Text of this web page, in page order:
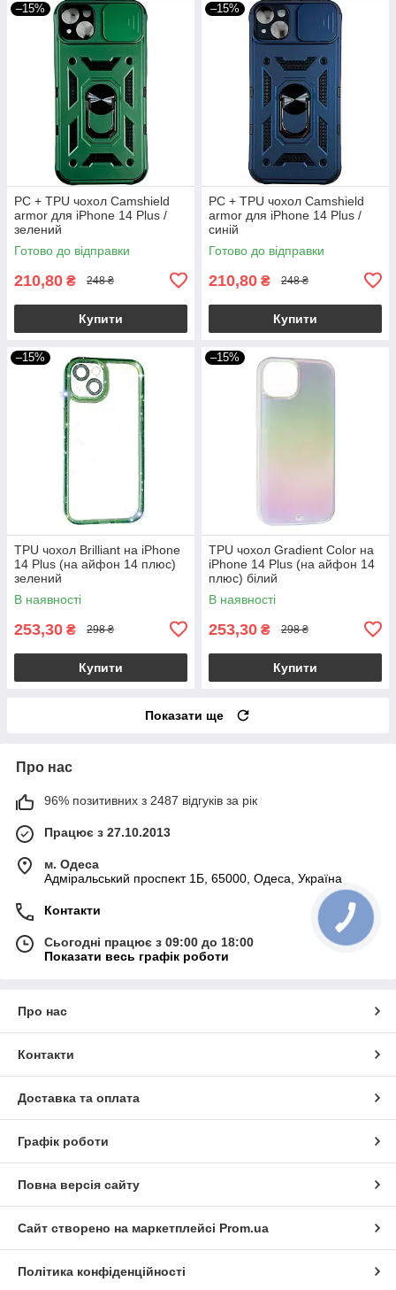
–15%
PC + TPU чохол Camshield
armor для iPhone 14 Plus /
зелений
Готово до відправки
210,80 ₴ 248 ₴
Купити
–15%
PC + TPU чохол Camshield
armor для iPhone 14 Plus /
синій
Готово до відправки
210,80 ₴ 248 ₴
Купити
–15%
TPU чохол Brilliant на iPhone
14 Plus (на айфон 14 плюс)
зелений
В наявності
253,30 ₴ 298 ₴
Купити
–15%
TPU чохол Gradient Color на
iPhone 14 Plus (на айфон 14
плюс) білий
В наявності
253,30 ₴ 298 ₴
Купити
Показати ще
Про нас
96% позитивних з 2487 відгуків за рік
Працює з 27.10.2013
м. Одеса
Адміральський проспект 1Б, 65000, Одеса, Україна
Контакти
Сьогодні працює з 09:00 до 18:00
Показати весь графік роботи
Про нас
Контакти
Доставка та оплата
Графік роботи
Повна версія сайту
Сайт створено на маркетплейсі Prom.ua
Політика конфіденційності